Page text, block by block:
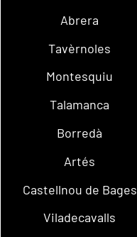
Abrera
Tavèrnoles
Montesquiu
Talamanca
Borredà
Artés
Castellnou de Bages
Viladecavalls